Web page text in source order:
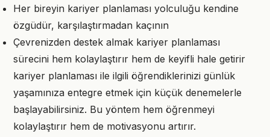
Her bireyin kariyer planlaması yolculuğu kendine
özgüdür, karşılaştırmadan kaçının
Çevrenizden destek almak kariyer planlaması
sürecini hem kolaylaştırır hem de keyifli hale getirir
kariyer planlaması ile ilgili öğrendiklerinizi günlük
yaşamınıza entegre etmek için küçük denemelerle
başlayabilirsiniz. Bu yöntem hem öğrenmeyi
kolaylaştırır hem de motivasyonu artırır.